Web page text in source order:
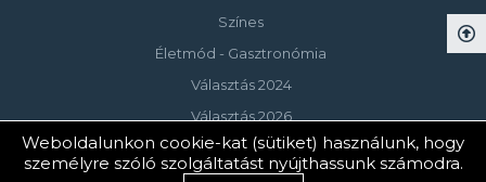
Színes
Életmód - Gasztronómia
Választás 2024
Választás 2026
Weboldalunkon cookie-kat (sütiket) használunk, hogy
személyre szóló szolgáltatást nyújthassunk számodra.